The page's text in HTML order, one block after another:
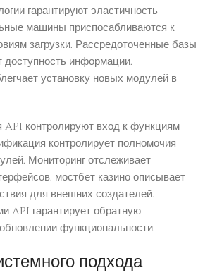
гарантируют эластичность
машины приспосабливаются к
загрузки. Рассредоточенные базы
доступность информации.
установку новых модулей в
API контролируют вход к функциям
контролирует полномочия
Мониторинг отслеживает
мостбет казино описывает
для внешних создателей.
API гарантирует обратную
функциональности.
подхода